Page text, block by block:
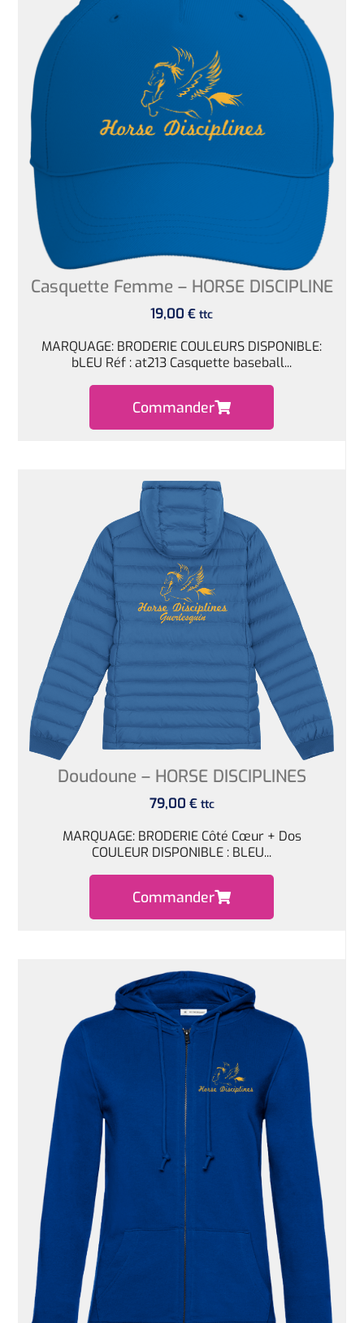
Casquette Femme – HORSE DISCIPLINE
19,00 € ttc
MARQUAGE: BRODERIE COULEURS DISPONIBLE:
bLEU Réf : at213 Casquette baseball...
Commander
Doudoune – HORSE DISCIPLINES
79,00 € ttc
MARQUAGE: BRODERIE Côté Cœur + Dos
COULEUR DISPONIBLE : BLEU...
Commander